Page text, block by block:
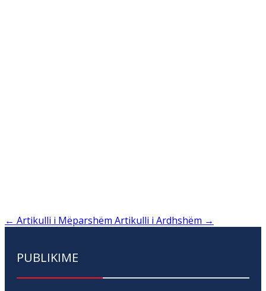
← Artikulli i Mëparshëm Artikulli i Ardhshëm →
PUBLIKIME